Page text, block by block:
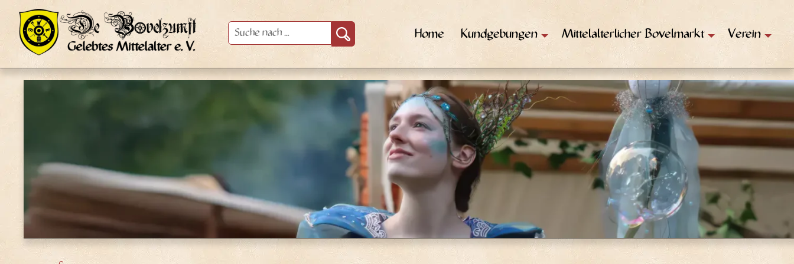
Suche
nach:
Home Kundgebungen Mittelalterlicher Bovelmarkt Verein